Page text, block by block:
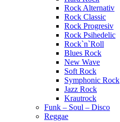
Rock Alternativ
Rock Classic
Rock Progresiv
Rock Psihedelic
Rock`n`Roll
Blues Rock
New Wave
Soft Rock
Symphonic Rock
Jazz Rock
Krautrock
Funk – Soul – Disco
Reggae